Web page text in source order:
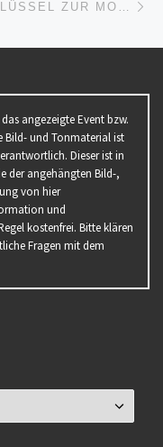
angezeigte Event bzw.
Bild- und Tonmaterial ist
Dieser ist in
der angehängten Bild-,
von hier
und
kostenfrei. Bitte klären
Fragen mit dem